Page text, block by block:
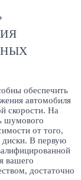
обеспечить
автомобиля
скорости. На
шумового
от того,
диски. В первую
вашего
достаточно